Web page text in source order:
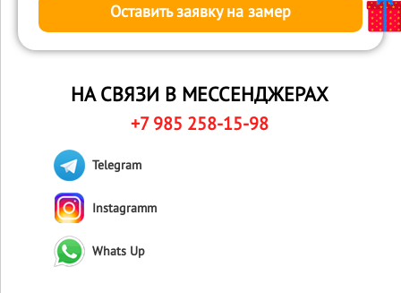
Оставить заявку на замер
НА СВЯЗИ В МЕССЕНДЖЕРАХ
+7 985 258-15-98
Telegram
Instagramm
Whats Up